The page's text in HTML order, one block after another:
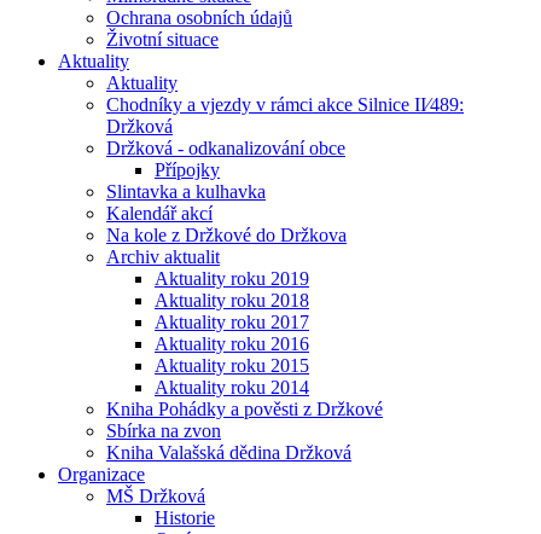
Ochrana osobních údajů
Životní situace
Aktuality
Aktuality
Chodníky a vjezdy v rámci akce Silnice II⁄489:
Držková
Držková - odkanalizování obce
Přípojky
Slintavka a kulhavka
Kalendář akcí
Na kole z Držkové do Držkova
Archiv aktualit
Aktuality roku 2019
Aktuality roku 2018
Aktuality roku 2017
Aktuality roku 2016
Aktuality roku 2015
Aktuality roku 2014
Kniha Pohádky a pověsti z Držkové
Sbírka na zvon
Kniha Valašská dědina Držková
Organizace
MŠ Držková
Historie